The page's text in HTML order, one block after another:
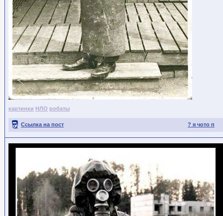
картинки НЛО робаты
? я чото п
Ссылка на пост